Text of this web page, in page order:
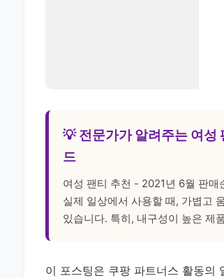
💡 전문가가 알려주는 여성
드
여성 팬티 추천 - 2021년 6월 판
실제 일상에서 사용할 때, 가볍고
있습니다. 특히, 내구성이 높은 제
이 포스팅은 쿠팡 파트너스 활동의